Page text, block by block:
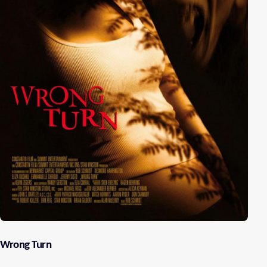
Wrong Turn